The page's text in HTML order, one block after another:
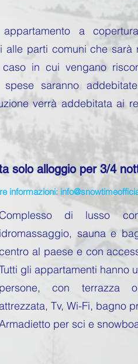
a
parti comuni che sarà
in cui vengano
saranno
verrà addebitata ai
solo alloggio per 3/4
informazioni:
di lusso
idromassaggio, sauna e
al paese e con
gli appartamenti hanno
persone, con terrazza
Tv, Wi-Fi, bagno
per sci e